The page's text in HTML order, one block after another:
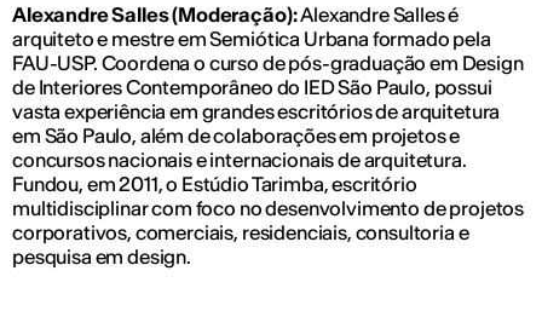
Alexandre Salles (Moderação):Alexandre Salles é
arquiteto e mestre em Semiótica Urbana formado pela
FAU-USP. Coordena o curso de pós-graduação em Design
de Interiores Contemporâneo do IED São Paulo, possui
vasta experiência em grandes escritórios de arquitetura
em São Paulo, além de colaborações em projetos e
concursos nacionais e internacionais de arquitetura.
Fundou, em 2011, o Estúdio Tarimba, escritório
multidisciplinar com foco no desenvolvimento de projetos
corporativos, comerciais, residenciais, consultoria e
pesquisa em design.